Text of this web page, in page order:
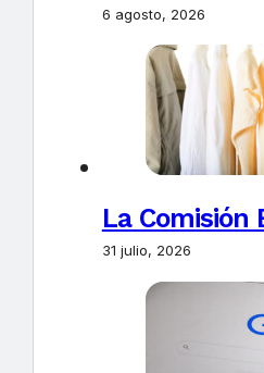
6 agosto, 2026
La Comisión
31 julio, 2026